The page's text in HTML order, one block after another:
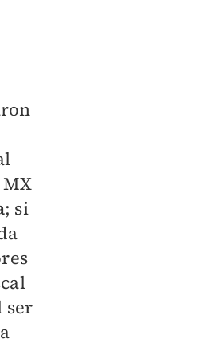
; si
ser